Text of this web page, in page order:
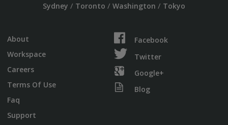
Sydney / Toronto / Washington / Tokyo
About
Workspace
Careers
Terms Of Use
Faq
Support
Facebook
Twitter
Google+
Blog